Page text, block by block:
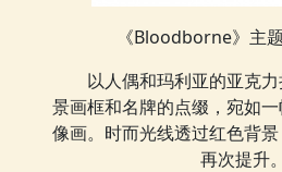
《Bloodborne》主
以人偶和玛利亚的亚克
景画框和名牌的点缀，宛如
像画。时而光线透过红色背
再次提升。